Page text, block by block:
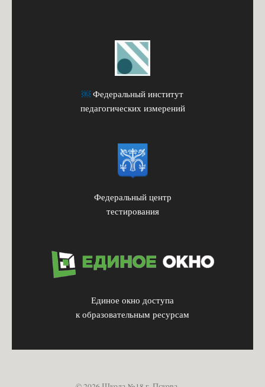
￼ Федеральный институт
педагогических измерений
Федеральный центр
тестирования
Единое окно доступа
к образовательным ресурсам